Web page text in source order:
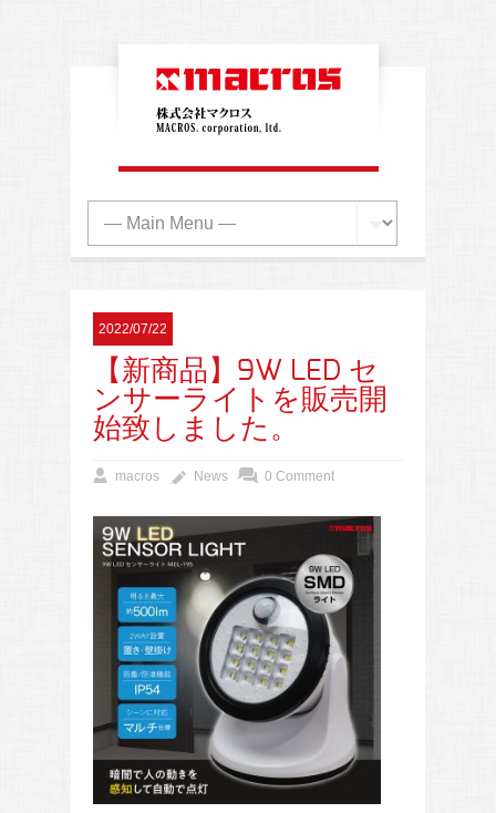
2022/07/22
【新商品】9W LED セ
ンサーライトを販売開
始致しました。
macros News 0 Comment